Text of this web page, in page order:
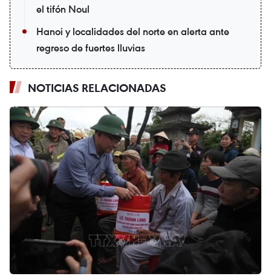
el tifón Noul
Hanoi y localidades del norte en alerta ante
regreso de fuertes lluvias
NOTICIAS RELACIONADAS